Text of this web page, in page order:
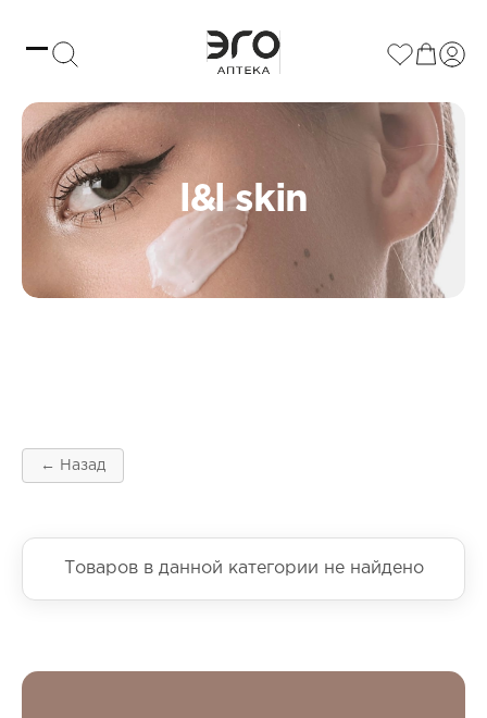
l&l skin
← Назад
Товаров в данной категории не найдено